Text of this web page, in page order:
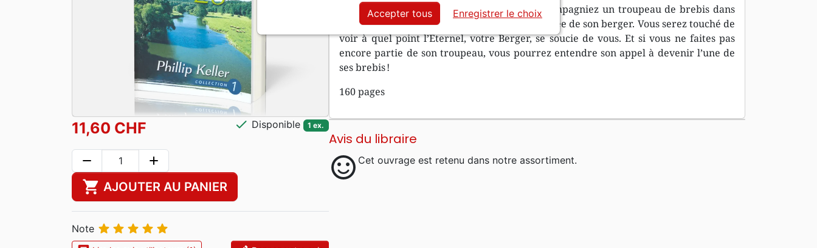
ses brebis. Lisez ce livre comme si vous accompagniez un troupeau de brebis dans
ses pérégrinations, sous la conduite attentionnée de son berger. Vous serez touché de
voir à quel point l’Éternel, votre Berger, se soucie de vous. Et si vous ne faites pas
encore partie de son troupeau, vous pourrez entendre son appel à devenir l’une de
ses brebis !
160 pages
Avis du libraire
sentiment_satisfied Cet ouvrage est retenu dans notre assortiment.
11,60 CHF check Disponible 1 ex.
remove add
shopping_cart AJOUTER AU PANIER
Note     
Accepter tous Enregistrer le choix